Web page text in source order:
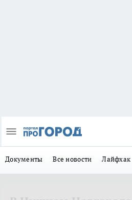
Документы Все новости Лайфхак